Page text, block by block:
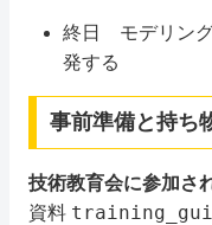
終日 モデリング
発する
事前準備と持ち
技術教育会に参加さ
資料